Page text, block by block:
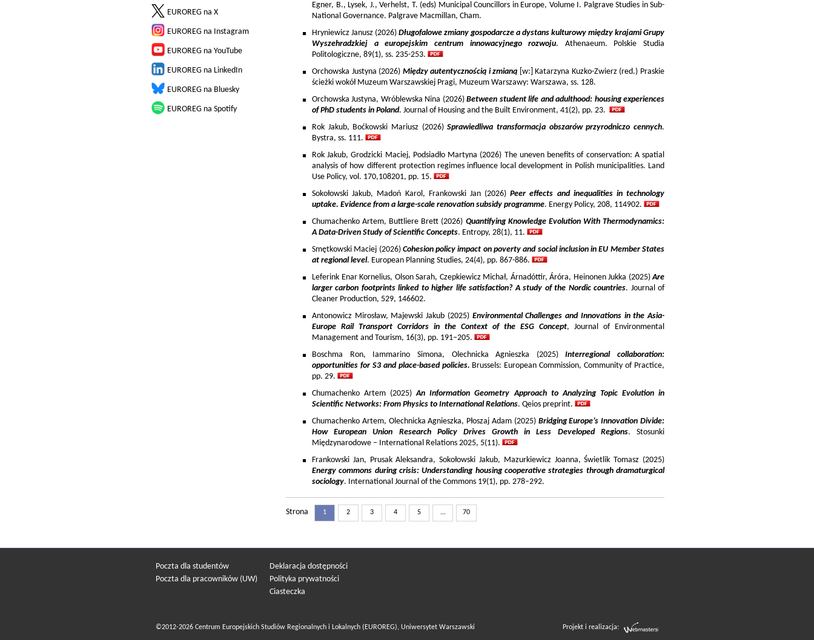
EUROREG na X
EUROREG na Instagram
EUROREG na YouTube
EUROREG na LinkedIn
EUROREG na Bluesky
EUROREG na Spotify
Egner, B., Lysek, J., Verhelst, T. (eds) Municipal Councillors in Europe, Volume I. Palgrave Studies in Sub-
National Governance. Palgrave Macmillan, Cham.
Hryniewicz Janusz (2026) Długofalowe zmiany gospodarcze a dystans kulturowy między krajami Grupy
Wyszehradzkiej a europejskim centrum innowacyjnego rozwoju. Athenaeum. Polskie Studia
Politologiczne, 89(1), ss. 235-253.
Orchowska Justyna (2026) Między autentycznością i zmianą [w:] Katarzyna Kuzko-Zwierz (red.) Praskie
ścieżki wokół Muzeum Warszawskiej Pragi, Muzeum Warszawy: Warszawa, ss. 128.
Orchowska Justyna, Wróblewska Nina (2026)Between student life and adulthood: housing experiences
of PhD students in Poland. Journal of Housing and the Built Environment, 41(2), pp. 23.
Rok Jakub, Boćkowski Mariusz (2026)Sprawiedliwa transformacja obszarów przyrodniczo cennych.
Bystra, ss. 111.
Rok Jakub, Grodzicki Maciej, Podsiadło Martyna (2026) The uneven benefits of conservation: A spatial
analysis of how different protection regimes influence local development in Polish municipalities. Land
Use Policy, vol. 170,108201, pp. 15.
Sokołowski Jakub, Madoń Karol, Frankowski Jan (2026)Peer effects and inequalities in technology
uptake. Evidence from a large-scale renovation subsidy programme. Energy Policy, 208, 114902.
Chumachenko Artem, Buttliere Brett (2026) Quantifying Knowledge Evolution With Thermodynamics:
A Data-Driven Study of Scientific Concepts. Entropy, 28(1), 11.
Smętkowski Maciej (2026) Cohesion policy impact on poverty and social inclusion in EU Member States
at regional level. European Planning Studies, 24(4), pp. 867-886.
Leferink Enar Kornelius, Olson Sarah, Czepkiewicz Michał, Árnadóttir, Áróra, Heinonen Jukka (2025)Are
larger carbon footprints linked to higher life satisfaction? A study of the Nordic countries. Journal of
Cleaner Production, 529, 146602.
Antonowicz Mirosław, Majewski Jakub (2025) Environmental Challenges and Innovations in the Asia-
Europe Rail Transport Corridors in the Context of the ESG Concept, Journal of Environmental
Management and Tourism, 16(3), pp. 191–205.
Boschma Ron, Iammarino Simona, Olechnicka Agnieszka (2025)Interregional collaboration:
opportunities for S3 and place-based policies. Brussels: European Commission, Community of Practice,
pp. 29.
Chumachenko Artem (2025)An Information Geometry Approach to Analyzing Topic Evolution in
Scientific Networks: From Physics to International Relations. Qeios preprint.
Chumachenko Artem, Olechnicka Agnieszka, Płoszaj Adam (2025) Bridging Europe’s Innovation Divide:
How European Union Research Policy Drives Growth in Less Developed Regions. Stosunki
Międzynarodowe – International Relations 2025, 5(11).
Frankowski Jan, Prusak Aleksandra, Sokołowski Jakub, Mazurkiewicz Joanna, Świetlik Tomasz (2025)
Energy commons during crisis: Understanding housing cooperative strategies through dramaturgical
sociology. International Journal of the Commons 19(1), pp. 278–292.
Strona 1 2 3 4 5 ... 70
Poczta dla studentów
Poczta dla pracowników (UW)
Deklaracja dostępności
Polityka prywatności
Ciasteczka
©2012-2026 Centrum Europejskich Studiów Regionalnych i Lokalnych (EUROREG), Uniwersytet Warszawski Projekt i realizacja: